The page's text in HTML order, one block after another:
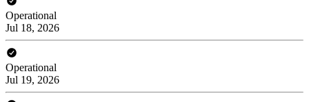
Operational
Jul 18, 2026
Operational
Jul 19, 2026